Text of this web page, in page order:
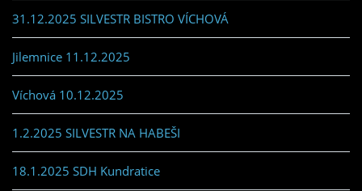
31.12.2025 SILVESTR BISTRO VÍCHOVÁ
Jilemnice 11.12.2025
Víchová 10.12.2025
1.2.2025 SILVESTR NA HABEŠI
18.1.2025 SDH Kundratice